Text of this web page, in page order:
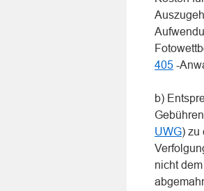
405 -
b)
UWG) zu
nicht